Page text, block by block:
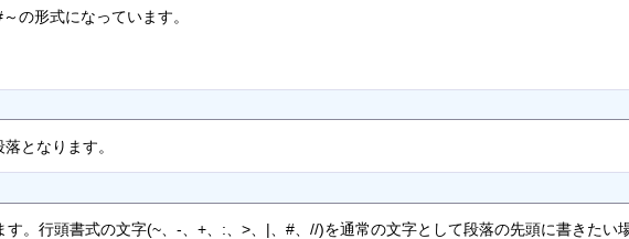
の形式になっています。
となります。
。行頭書式の文字(~、-、+、:、>、|、#、//)を通常の文字として段落の先頭に書きたい